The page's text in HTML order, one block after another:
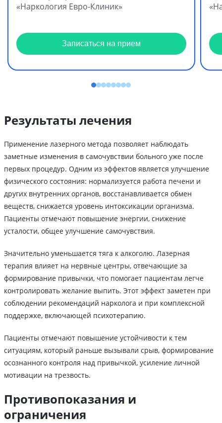
«Наркология Евро-Клиник»
Записаться на прием
Результаты лечения
Применение лазерного метода позволяет наблюдать
заметные изменения в самочувствии больного уже после
первых процедур. Одним из эффектов является улучшение
физического состояния: нормализуется работа печени и
других внутренних органов, восстанавливается обмен
веществ, снижается уровень интоксикации организма.
Пациенты отмечают повышение энергии, снижение
усталости, общее улучшение самочувствия.
Значительно уменьшается тяга к алкоголю. Лазерная
терапия влияет на нервные центры, отвечающие за
формирование привычки, что помогает пациентам легче
контролировать желание выпить. Этот эффект заметен при
соблюдении рекомендаций нарколога и при комплексной
поддержке, включающей психотерапию.
Пациенты отмечают повышение устойчивости к тем
ситуациям, который раньше вызывали срыв, формирование
осознанного контроля над привычкой, усиление личной
мотивации на трезвость.
Противопоказания и
ограничения